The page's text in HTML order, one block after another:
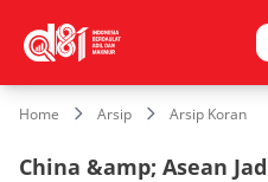
Home Arsip Arsip Koran
China &amp; Asean